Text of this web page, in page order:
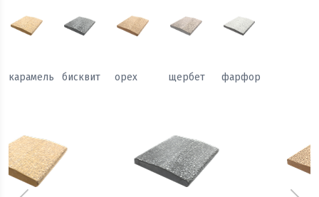
карамель бисквит орех щербет фарфор